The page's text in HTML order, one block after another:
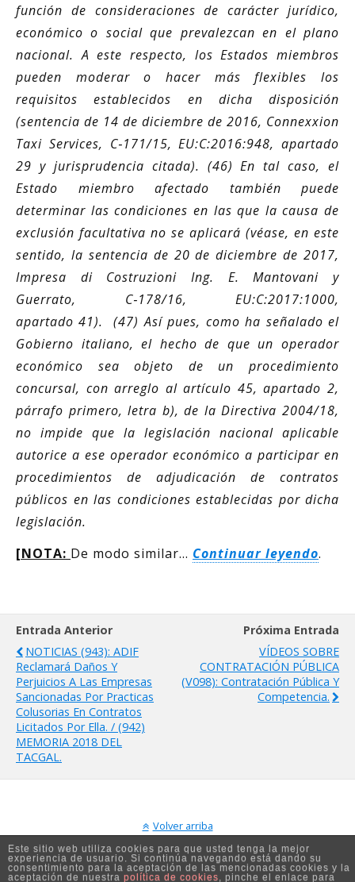
función de consideraciones de carácter jurídico,
económico o social que prevalezcan en el plano
nacional. A este respecto, los Estados miembros
pueden moderar o hacer más flexibles los
requisitos establecidos en dicha disposición
(sentencia de 14 de diciembre de 2016, Connexxion
Taxi Services, C‑171/15, EU:C:2016:948, apartado
29 y jurisprudencia citada). (46) En tal caso, el
Estado miembro afectado también puede
determinar las condiciones en las que la causa de
exclusión facultativa no se aplicará (véase, en este
sentido, la sentencia de 20 de diciembre de 2017,
Impresa di Costruzioni Ing. E. Mantovani y
Guerrato, C‑178/16, EU:C:2017:1000,
apartado 41). (47) Así pues, como ha señalado el
Gobierno italiano, el hecho de que un operador
económico sea objeto de un procedimiento
concursal, con arreglo al artículo 45, apartado 2,
párrafo primero, letra b), de la Directiva 2004/18,
no impide que la legislación nacional aplicable
autorice a ese operador económico a participar en
procedimientos de adjudicación de contratos
públicos en las condiciones establecidas por dicha
legislación.
[NOTA: De modo similar… Continuar leyendo.
Entrada Anterior
NOTICIAS (943): ADIF
Reclamará Daños Y
Perjuicios A Las Empresas
Sancionadas Por Practicas
Colusorias En Contratos
Licitados Por Ella. / (942)
MEMORIA 2018 DEL
TACGAL.
Próxima Entrada
VÍDEOS SOBRE
CONTRATACIÓN PÚBLICA
(V098): Contratación Pública Y
Competencia.
Volver arriba
Móvil Escritorio
Este sitio web utiliza cookies para que usted tenga la mejor
experiencia de usuario. Si continúa navegando está dando su
consentimiento para la aceptación de las mencionadas cookies y la
aceptación de nuestra política de cookies, pinche el enlace para